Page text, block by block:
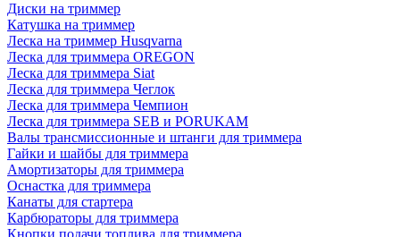
Диски на триммер
Катушка на триммер
Леска на триммер Husqvarna
Леска для триммера OREGON
Леска для триммера Siat
Леска для триммера Чеглок
Леска для триммера Чемпион
Леска для триммера SEB и PORUKAM
Валы трансмиссионные и штанги для триммера
Гайки и шайбы для триммера
Амортизаторы для триммера
Оснастка для триммера
Канаты для стартера
Карбюраторы для триммера
Кнопки подачи топлива для триммера